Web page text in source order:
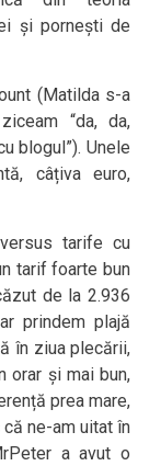
și pornești de
(Matilda s-a
“da, da,
blogul”). Unele
câțiva euro,
tarife cu
tarif foarte bun
de la 2.936
prindem plajă
în ziua plecării,
orar și mai bun,
prea mare,
ne-am uitat în
a avut o